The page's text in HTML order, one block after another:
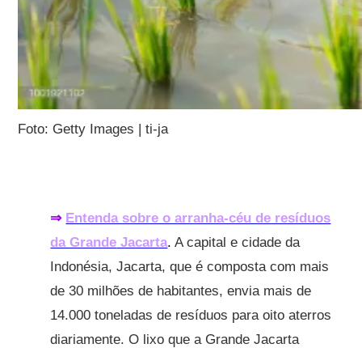
Foto: Getty Images | ti-ja
⇒ Entenda sobre o arranha-céu de resíduos
da Grande Jacarta.A capital e cidade da
Indonésia, Jacarta, que é composta com mais
de 30 milhões de habitantes, envia mais de
14.000 toneladas de resíduos para oito aterros
diariamente. O lixo que a Grande Jacarta